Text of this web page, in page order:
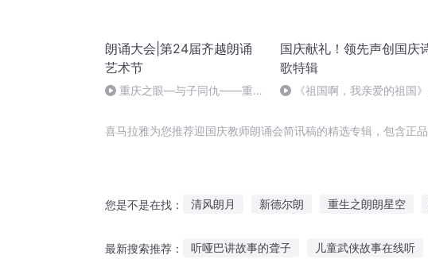
朗诵大会|第24届齐越朗诵
艺术节
重庆之眼—与子同仇——重庆
国庆献礼！领先声创国庆
歌特辑
《祖国啊，我亲爱的祖国》
喜马拉雅为您推荐迎国庆教师朗诵会简讯稿的精选专辑，包含正
您是不是在找： 清风朗月 新德尔朗 重生之朗朗星空
最新搜索推荐： 听哑巴讲故事的聋子 儿童武侠故事在线听